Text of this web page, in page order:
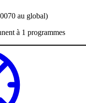
au global)
à 1 programmes